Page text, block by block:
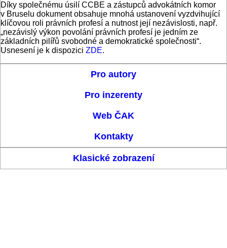
Díky společnému úsilí CCBE a zástupců advokátních komor
v Bruselu dokument obsahuje mnohá ustanovení vyzdvihující
klíčovou roli právních profesí a nutnost její nezávislosti, např.
„nezávislý výkon povolání právních profesí je jedním ze
základních pilířů svobodné a demokratické společnosti“.
Usnesení je k dispozici ZDE.
Pro autory
Pro inzerenty
Web ČAK
Kontakty
Klasické zobrazení